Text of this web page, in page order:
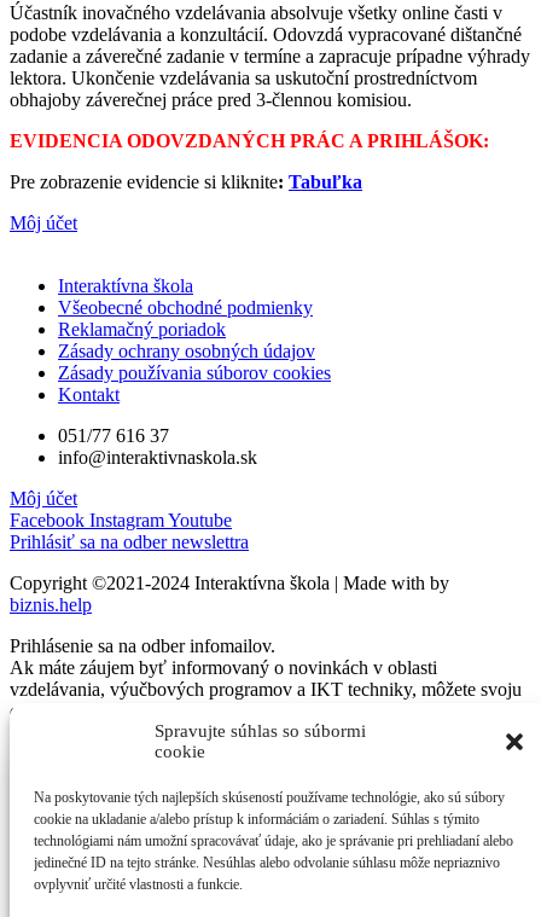
Spravujte súhlas so súbormi
cookie
Na poskytovanie tých najlepších skúseností používame technológie, ako sú súbory
cookie na ukladanie a/alebo prístup k informáciám o zariadení. Súhlas s týmito
technológiami nám umožní spracovávať údaje, ako je správanie pri prehliadaní alebo
jedinečné ID na tejto stránke. Nesúhlas alebo odvolanie súhlasu môže nepriaznivo
ovplyvniť určité vlastnosti a funkcie.
Účastník inovačného vzdelávania absolvuje všetky online časti v
podobe vzdelávania a konzultácií. Odovzdá vypracované dištančné
zadanie a záverečné zadanie v termíne a zapracuje prípadne výhrady
lektora. Ukončenie vzdelávania sa uskutoční prostredníctvom
obhajoby záverečnej práce pred 3-člennou komisiou.
EVIDENCIA ODOVZDANÝCH PRÁC A PRIHLÁŠOK:
Pre zobrazenie evidencie si kliknite: Tabuľka
Môj účet
Interaktívna škola
Všeobecné obchodné podmienky
Reklamačný poriadok
Zásady ochrany osobných údajov
Zásady používania súborov cookies
Kontakt
051/77 616 37
info@interaktivnaskola.sk
Môj účet
Facebook InstagramYoutube
Prihlásiť sa na odber newslettra
Copyright ©2021-2024 Interaktívna škola | Made with by
biznis.help
Prihlásenie sa na odber infomailov.
Ak máte záujem byť informovaný o novinkách v oblasti
vzdelávania, výučbových programov a IKT techniky, môžete svoju
emailovú adresu zaregistrovať na odber noviniek a newslettra.
E-mailová adresa
V súlade s nariadením Európskeho parlamentu a Rady